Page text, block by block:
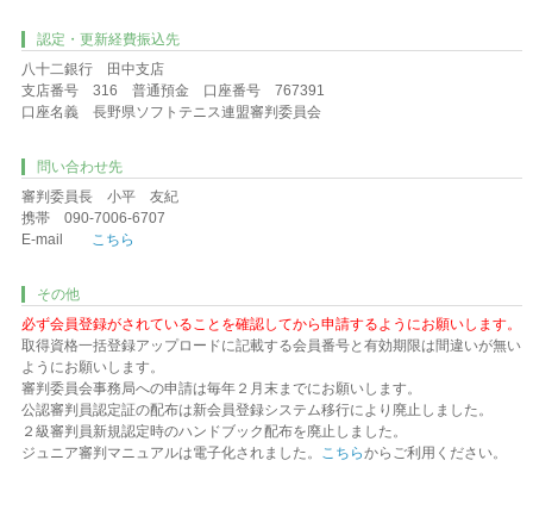
認定・更新経費振込先
八十二銀行 田中支店
支店番号 316 普通預金 口座番号 767391
口座名義 長野県ソフトテニス連盟審判委員会
問い合わせ先
審判委員長 小平 友紀
携帯 090-7006-6707
E-mail
こちら
その他
必ず会員登録がされていることを確認してから申請するようにお願いします。
取得資格一括登録アップロードに記載する会員番号と有効期限は間違いが無い
ようにお願いします。
審判委員会事務局への申請は毎年２月末までにお願いします。
公認審判員認定証の配布は新会員登録システム移行により廃止しました。
２級審判員新規認定時のハンドブック配布を廃止しました。
ジュニア審判マニュアルは電子化されました。
こちらからご利用ください。